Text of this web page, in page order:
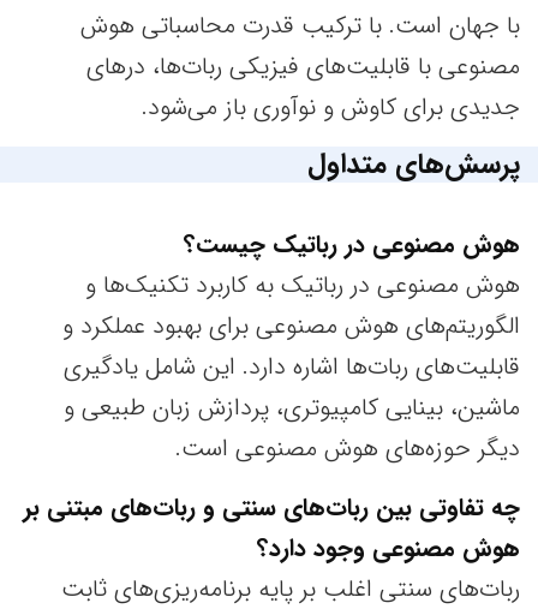
با جهان است. با ترکیب قدرت محاسباتی هوش
مصنوعی با قابلیت‌های فیزیکی ربات‌ها، درهای
جدیدی برای کاوش و نوآوری باز می‌شود.
پرسش‌های متداول
هوش مصنوعی در رباتیک چیست؟
هوش مصنوعی در رباتیک به کاربرد تکنیک‌ها و
الگوریتم‌های هوش مصنوعی برای بهبود عملکرد و
قابلیت‌های ربات‌ها اشاره دارد. این شامل یادگیری
ماشین، بینایی کامپیوتری، پردازش زبان طبیعی و
دیگر حوزه‌های هوش مصنوعی است.
چه تفاوتی بین ربات‌های سنتی و ربات‌های مبتنی بر
هوش مصنوعی وجود دارد؟
ربات‌های سنتی اغلب بر پایه برنامه‌ریزی‌های ثابت